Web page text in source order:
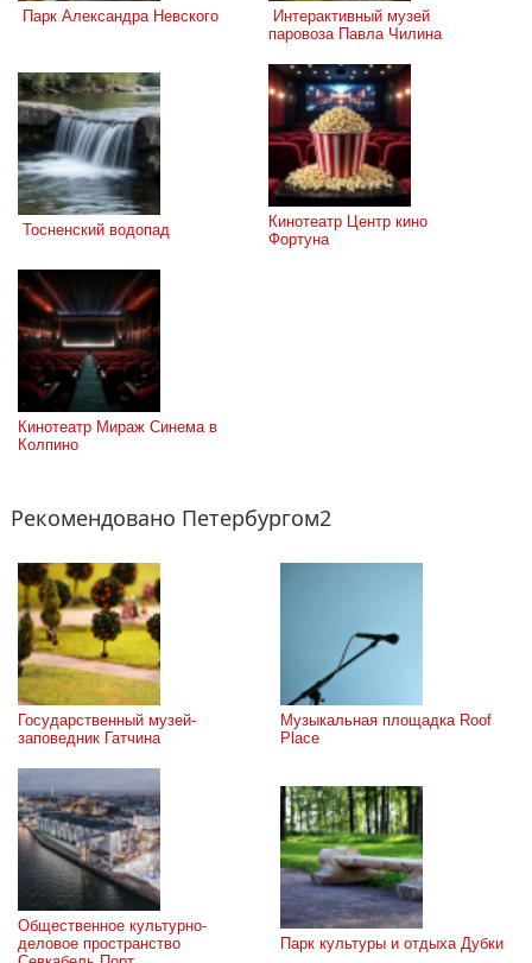
Парк Александра Невского
паровоза Павла Чилина
Тосненский водопад
Кинотеатр Центр кино
Фортуна
Кинотеатр Мираж Синема в
Колпино
Рекомендовано Петербургом2
Государственный музей-
заповедник Гатчина
Музыкальная площадка Roof
Place
Общественное культурно-
деловое пространство
Парк культуры и отдыха Дубки